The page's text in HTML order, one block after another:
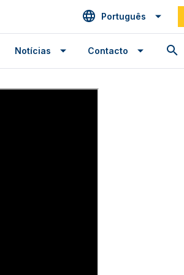
Português
Notícias Contacto